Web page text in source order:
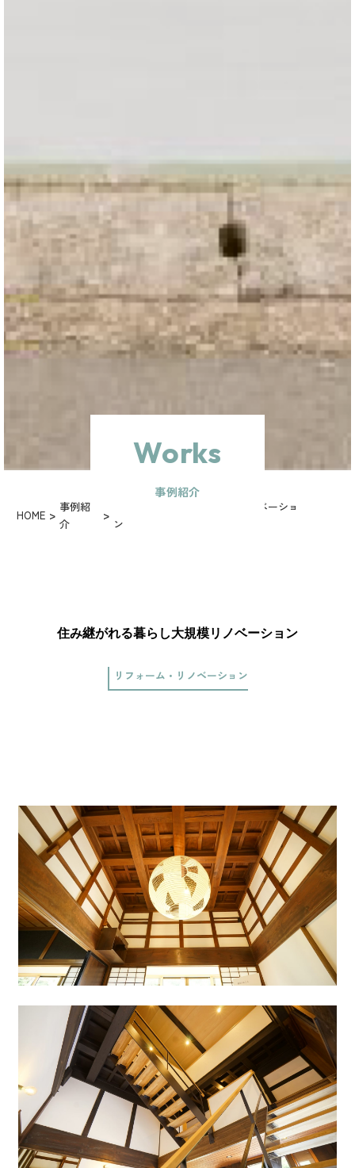
Works
事例紹介
HOME
事例紹
介
住み継がれる暮らし大規模リノベーショ
ン
住み継がれる暮らし大規模リノベーション
リフォーム・リノベーション